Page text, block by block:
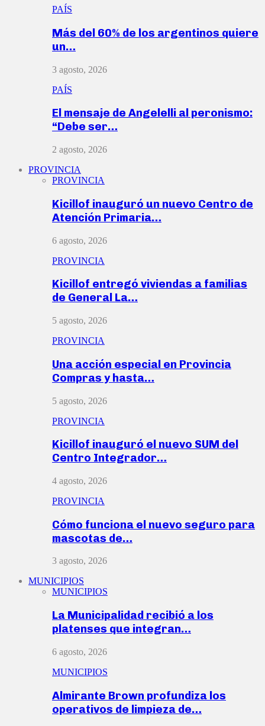
PAÍS
Más del 60% de los argentinos quiere
un…
3 agosto, 2026
PAÍS
El mensaje de Angelelli al peronismo:
“Debe ser…
2 agosto, 2026
PROVINCIA
PROVINCIA
Kicillof inauguró un nuevo Centro de
Atención Primaria…
6 agosto, 2026
PROVINCIA
Kicillof entregó viviendas a familias
de General La…
5 agosto, 2026
PROVINCIA
Una acción especial en Provincia
Compras y hasta…
5 agosto, 2026
PROVINCIA
Kicillof inauguró el nuevo SUM del
Centro Integrador…
4 agosto, 2026
PROVINCIA
Cómo funciona el nuevo seguro para
mascotas de…
3 agosto, 2026
MUNICIPIOS
MUNICIPIOS
La Municipalidad recibió a los
platenses que integran…
6 agosto, 2026
MUNICIPIOS
Almirante Brown profundiza los
operativos de limpieza de…